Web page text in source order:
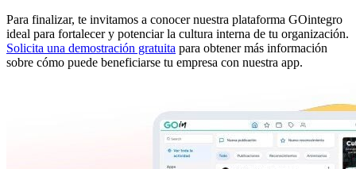
Para finalizar, te invitamos a conocer nuestra plataforma GOintegro
ideal para fortalecer y potenciar la cultura interna de tu organización.
Solicita una demostración gratuita para obtener más información
sobre cómo puede beneficiarse tu empresa con nuestra app.